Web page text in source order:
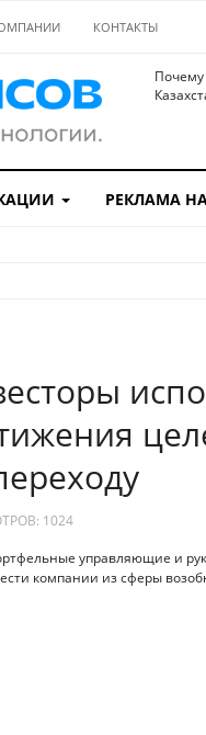
КОНТАКТЫ
Почему
РЕКЛАМА
1024
управляющие и
компании из сферы